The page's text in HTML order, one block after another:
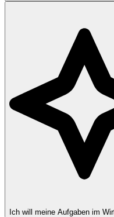
Ich will meine Aufgaben im